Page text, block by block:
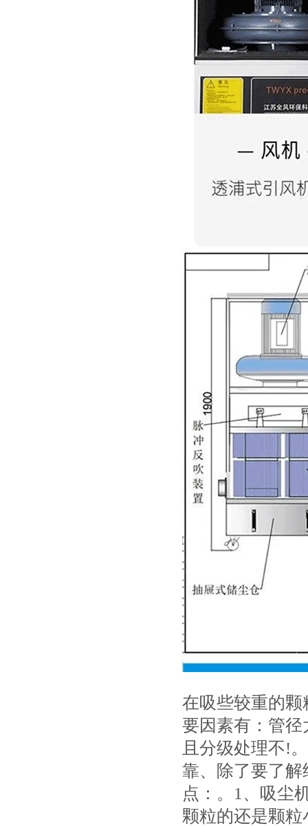
在吸些较重的
要因素有：管
且分级处理不!
靠、除了要了
点：。1、吸尘
颗粒的还是颗